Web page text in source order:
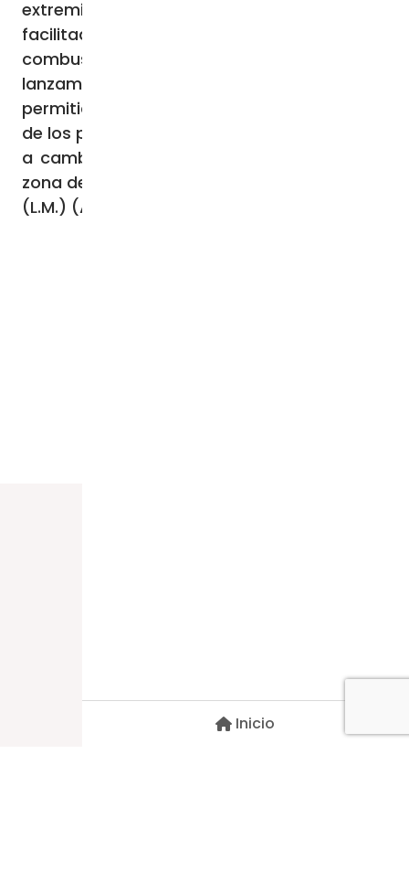
extremistas en Kourou-Koualou ha
facilitado a los grupos la obtención de
combustible para el transporte y el
lanzamiento de atentados. También ha
permitido a los terroristas recaudar fondos
de los pagos efectuados por los traficantes
a cambio de protección y seguridad en la
zona de contrabando.
(L.M.) (Agencia Fides 6/10/2023)
Inicio